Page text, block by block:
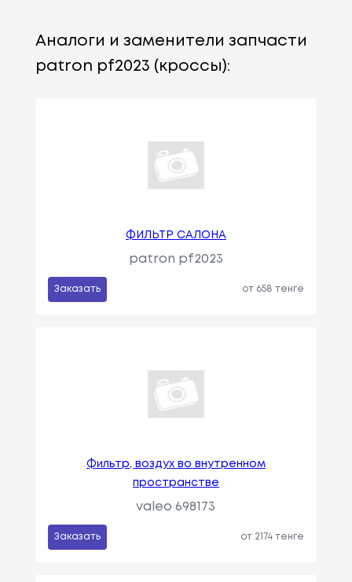
Аналоги и заменители запчасти
patron pf2023 (кроссы):
ФИЛЬТР САЛОНА
patron pf2023
Заказать от 658 тенге
Фильтр, воздух во внутренном
пространстве
valeo 698173
Заказать от 2174 тенге